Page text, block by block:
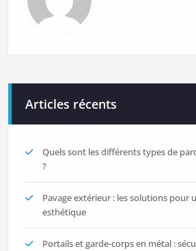
Articles récents
Quels sont les différents types de
?
Pavage extérieur : les solutions pour
esthétique
Portails et garde-corps en métal :